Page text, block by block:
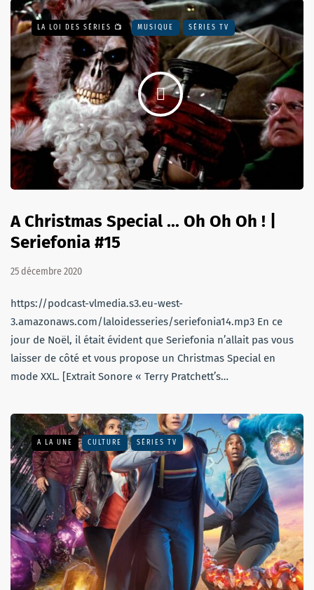
LA LOI DES SÉRIES 📺 MUSIQUE SÉRIES TV
A Christmas Special ... Oh Oh Oh ! |
Seriefonia #15
25 décembre 2020
https://podcast-vlmedia.s3.eu-west-
3.amazonaws.com/laloidesseries/seriefonia14.mp3 En ce
jour de Noël, il était évident que Seriefonia n’allait pas vous
laisser de côté et vous propose un Christmas Special en
mode XXL. [Extrait Sonore « Terry Pratchett’s…
A LA UNE CULTURE SÉRIES TV